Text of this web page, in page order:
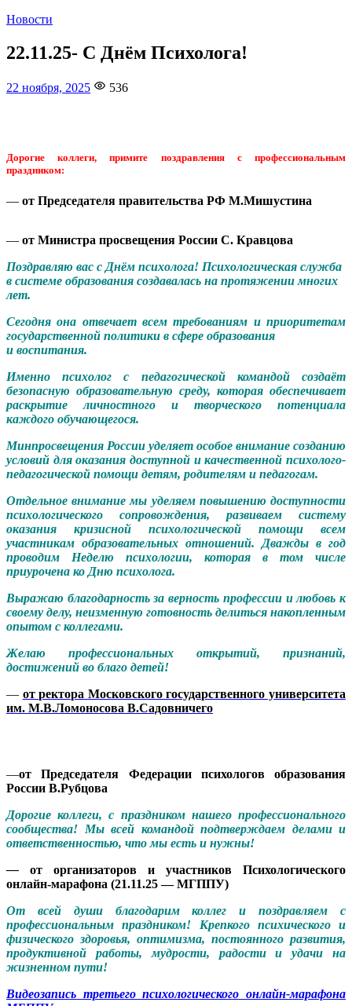
Новости
22.11.25- С Днём Психолога!
22 ноября, 202514 536
Дорогие коллеги, примите поздравления с профессиональным
праздником:
— от Председателя правительства РФ М.Мишустина
— от Министра просвещения России С. Кравцова
Поздравляю вас с Днём психолога! Психологическая служба
в системе образования создавалась на протяжении многих
лет.
Сегодня она отвечает всем требованиям и приоритетам
государственной политики в сфере образования
и воспитания.
Именно психолог с педагогической командой создаёт
безопасную образовательную среду, которая обеспечивает
раскрытие личностного и творческого потенциала
каждого обучающегося.
Минпросвещения России уделяет особое внимание созданию
условий для оказания доступной и качественной психолого-
педагогической помощи детям, родителям и педагогам.
Отдельное внимание мы уделяем повышению доступности
психологического сопровождения, развиваем систему
оказания кризисной психологической помощи всем
участникам образовательных отношений. Дважды в год
проводим Неделю психологии, которая в том числе
приурочена ко Дню психолога.
Выражаю благодарность за верность профессии и любовь к
своему делу, неизменную готовность делиться накопленным
опытом с коллегами.
Желаю профессиональных открытий, признаний,
достижений во благо детей!
— от ректора Московского государственного университета
им. М.В.Ломоносова В.Садовничего
—от Председателя Федерации психологов образования
России В.Рубцова
Дорогие коллеги, с праздником нашего профессионального
сообщества! Мы всей командой подтверждаем делами и
ответственностью, что мы есть и нужны!
— от организаторов и участников Психологического
онлайн-марафона (21.11.25 — МГППУ)
От всей души благодарим коллег и поздравляем с
профессиональным праздником! Крепкого психического и
физического здоровья, оптимизма, постоянного развития,
продуктивной работы, мудрости, радости и удачи на
жизненном пути!
Видеозапись третьего психологического онлайн-марафона